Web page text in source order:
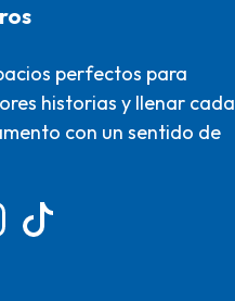
perfectos para
historias y llenar cada
con un sentido de